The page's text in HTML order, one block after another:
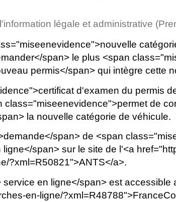
légale et administrative
span> le plus <span
permis</span> qui intègre cette
d'examen du permis
class="miseenevidence">permet de
la nouvelle catégorie de véhicule.
span> de <span
span> sur le site de l'<a
?xml=R50821">ANTS</a>.
en ligne</span> est accessible
en-ligne/